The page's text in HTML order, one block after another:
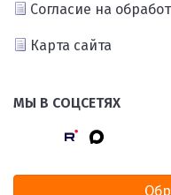
Согласие на
Карта сайта
МЫ В СОЦСЕТЯХ